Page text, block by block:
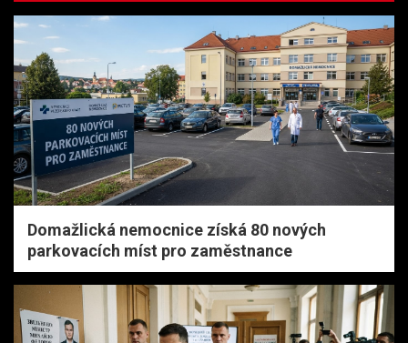
Domažlická nemocnice získá 80 nových
parkovacích míst pro zaměstnance